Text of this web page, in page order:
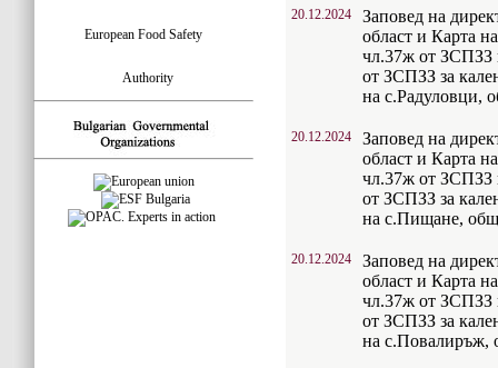
European Food Safety
Authority
20.12.2024
Заповед на
област и Карта
чл.37ж от ЗСПЗЗ
от ЗСПЗЗ за
на с.Радуловци,
20.12.2024
Заповед на
област и Карта
чл.37ж от ЗСПЗЗ
от ЗСПЗЗ за
на с.Пищане,
20.12.2024
Заповед на
област и Карта
чл.37ж от ЗСПЗЗ
от ЗСПЗЗ за
на с.Повалиръж,